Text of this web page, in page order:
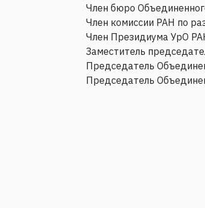
Член бюро
Член комиссии РАН по
Член Президиума УрО
Заместитель
Председатель
Председатель